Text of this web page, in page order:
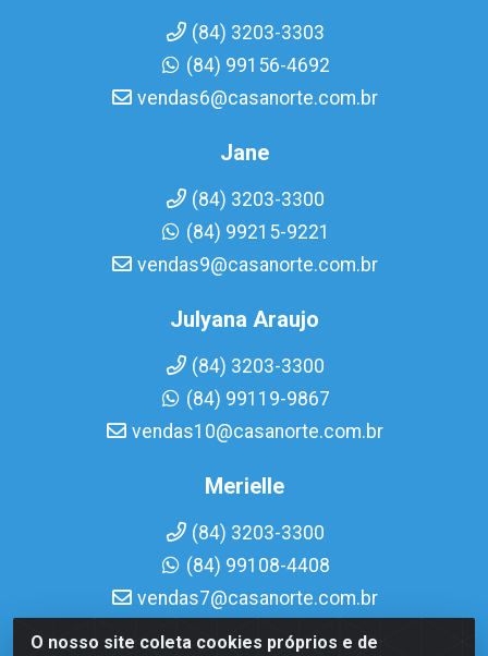
O nosso site coleta cookies próprios e de
(84) 3203-3303
(84) 99156-4692
vendas6@casanorte.com.br
Jane
(84) 3203-3300
(84) 99215-9221
vendas9@casanorte.com.br
Julyana Araujo
(84) 3203-3300
(84) 99119-9867
vendas10@casanorte.com.br
Merielle
(84) 3203-3300
(84) 99108-4408
vendas7@casanorte.com.br